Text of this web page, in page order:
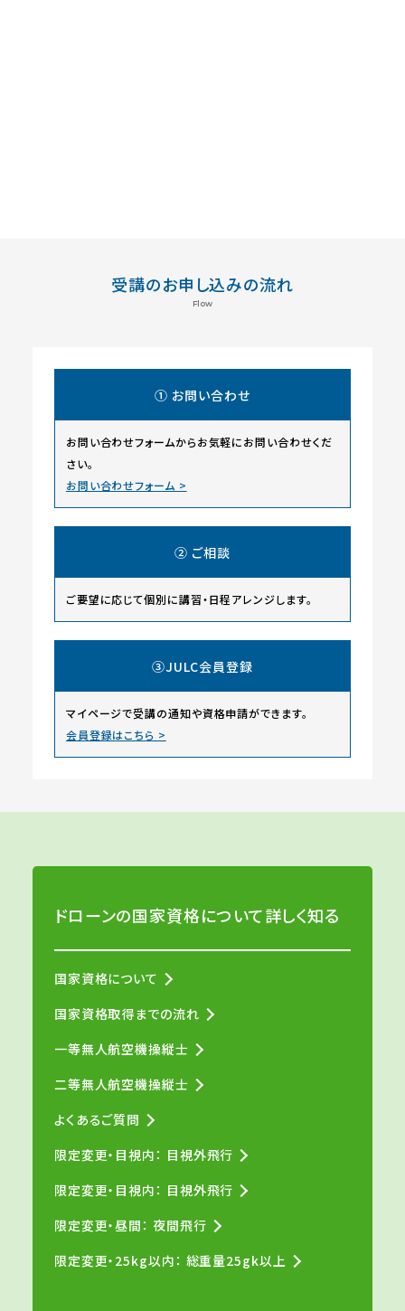
受講のお申し込みの流れ
Flow
① お問い合わせ
お問い合わせフォームからお気軽にお問い合わせくだ
さい。
お問い合わせフォーム >
② ご相談
ご要望に応じて個別に講習・日程アレンジします。
③JULC会員登録
マイページで受講の通知や資格申請ができます。
会員登録はこちら >
ドローンの国家資格について詳しく知る
国家資格について
国家資格取得までの流れ
一等無人航空機操縦士
二等無人航空機操縦士
よくあるご質問
限定変更・目視内： 目視外飛行
限定変更・目視内： 目視外飛行
限定変更・昼間： 夜間飛行
限定変更・25kg以内： 総重量25gk以上